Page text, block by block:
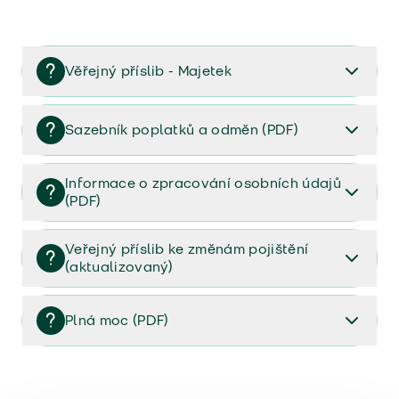
Věřejný příslib - Majetek
Věřejný příslib majetek 2023
Sazebník poplatků a odměn (PDF)
Sazebník poplatků a odměn (PDF)
Informace o zpracování osobních údajů
(PDF)
Informace o zpracování osobních údajů (PDF)
Veřejný příslib ke změnám pojištění
(aktualizovaný)
Veřejný příslib ke změnám pojištění (aktualizovaný)
Plná moc (PDF)